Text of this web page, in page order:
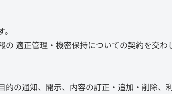
適正管理・機密保持についての契約を交わ
の通知、開示、内容の訂正・追加・削除、